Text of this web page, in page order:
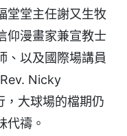
堂堂主任謝又生牧
仰漫畫家兼宣教士
、以及國際場講員
Nicky
，大球場的檔期仍
代禱。